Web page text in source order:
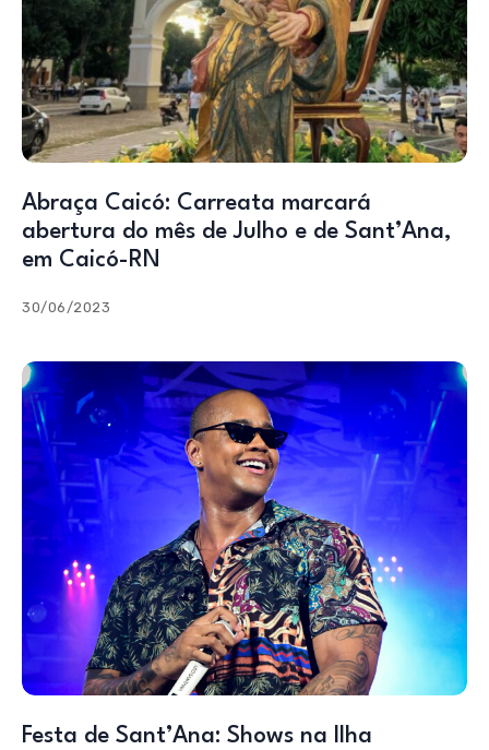
Abraça Caicó: Carreata marcará
abertura do mês de Julho e de Sant’Ana,
em Caicó-RN
30/06/2023
Festa de Sant’Ana: Shows na Ilha